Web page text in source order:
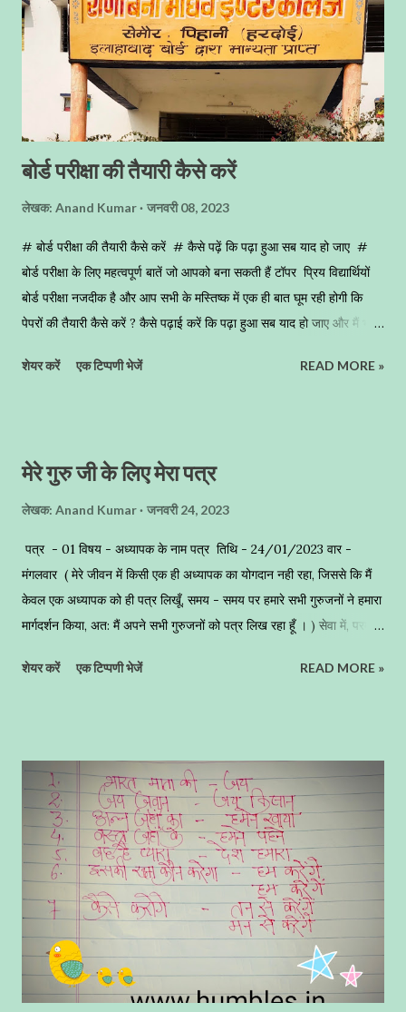
मिलते है। इनका स्वर चीं ...
बोर्ड परीक्षा की तैयारी कैसे करें
लेखक: Anand Kumar जनवरी 08, 2023
# बोर्ड परीक्षा की तैयारी कैसे करें # कैसे पढ़ें कि पढ़ा हुआ सब याद हो जाए #
बोर्ड परीक्षा के लिए महत्वपूर्ण बातें जो आपको बना सकती हैं टॉपर प्रिय विद्यार्थियों
बोर्ड परीक्षा नजदीक है और आप सभी के मस्तिष्क में एक ही बात घूम रही होगी कि
पेपरों की तैयारी कैसे करें ? कैसे पढ़ाई करें कि पढ़ा हुआ सब याद हो जाए और मैं भूलूॅं
आपको आपकी मेहनत का प्रतिफल मिल जाए बहुत से बच्चों को यह शिकायत रहती
परीक्षा नजदीक आती है तब बच्चों में घबराहट उत्पन्न हो जाती है वह सोचते हैं क्या -
क्या पढ़ा जाए, क्या ना पढ़ा जाए ऐसा तो नहीं जो मैं पढ़ रहा हूॅं, याद कर रहा हूॅं, वह
भाॅंति व्...
शेयर करें एक टिप्पणी भेजें READ MORE »
मेरे गुरु जी के लिए मेरा पत्र
लेखक: Anand Kumar जनवरी 24, 2023
पत्र - 01 विषय - अध्यापक के नाम पत्र तिथि - 24/01/2023 वार -
मंगलवार ( मेरे जीवन में किसी एक ही अध्यापक का योगदान नही रहा, जिससे कि मैं
केवल एक अध्यापक को ही पत्र लिखूँ, समय - समय पर हमारे सभी गुरुजनों ने हमारा
मार्गदर्शन किया, अत: मैं अपने सभी गुरुजनों को पत्र लिख रहा हूँ । ) सेवा में, परम
पत्र लिख रहा हूँ, जो कि यह प्रथम अवसर है कि मैं आप सब के प्रति पत्र के
आप सब के सानिध्य में रहकर जो ज्ञान हमने अर्जित किया वह अतुल्यनीय है , और
आज वही ज्ञान मैं अपने विद्यार्थियों तक पहुँचा रहा हूँ । मेरे साइन्स के गुरुवर..... मैं
आपसे बहुत ही ज्यादा प्रभावित रहा, आज मैं भी आपके पदचिन्हो पर चलकर साइन्स
टीचर बना , आप अच्छे अध्यापक होने के साथ - साथ आप में अच्छे मानवीय...
शेयर करें एक टिप्पणी भेजें READ MORE »